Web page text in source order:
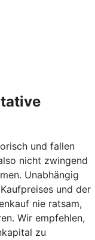
und fallen
nicht zwingend
Unabhängig
und der
nie ratsam,
Wir empfehlen,
zu